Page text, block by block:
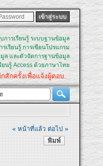
การเรียนรู้ ระบบฐานข้อมูล
เรียนรู้ การเขียนโปรแกรม
ล และตัวจัดการฐานข้อมูล
ยนรู้ Access ด้วยภาษาไทย
รั้งเพื่อแจ้งผู้ตอบ.
« หน้าที่แล้ว ต่อไป »
พิมพ์